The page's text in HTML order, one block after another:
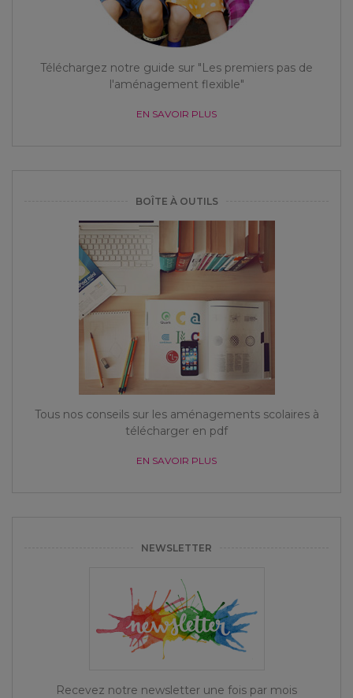
Téléchargez notre guide sur "Les premiers pas de
l'aménagement flexible"
EN SAVOIR PLUS
BOÎTE À OUTILS
Tous nos conseils sur les aménagements scolaires à
télécharger en pdf
EN SAVOIR PLUS
NEWSLETTER
Recevez notre newsletter une fois par mois